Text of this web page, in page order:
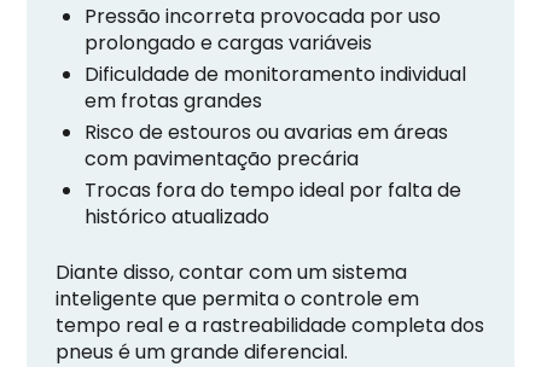
Pressão incorreta provocada por uso
prolongado e cargas variáveis
Dificuldade de monitoramento individual
em frotas grandes
Risco de estouros ou avarias em áreas
com pavimentação precária
Trocas fora do tempo ideal por falta de
histórico atualizado
Diante disso, contar com um sistema
inteligente que permita o controle em
tempo real e a rastreabilidade completa dos
pneus é um grande diferencial.